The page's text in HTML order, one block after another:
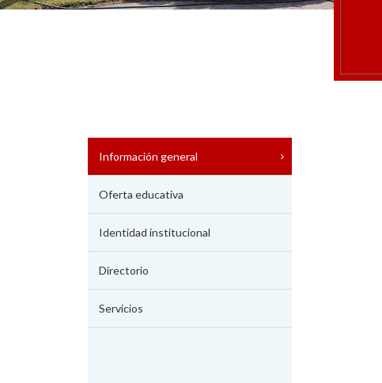
Información general
Oferta educativa
Identidad institucional
Directorio
Servicios